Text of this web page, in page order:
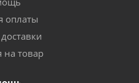
оплаты
на товар